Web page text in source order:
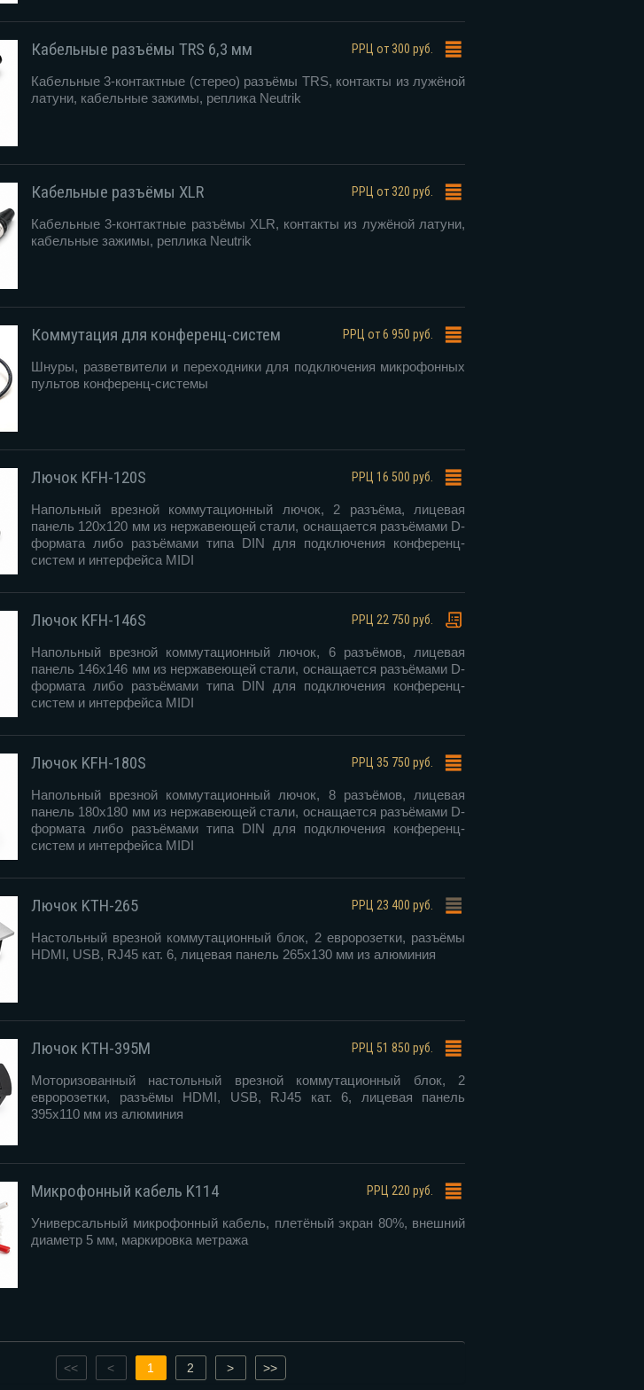
Кабельные разъёмы TRS 6,3 мм РРЦ от 300 руб.
Кабельные 3-контактные (стерео) разъёмы TRS, контакты из лужёной
латуни, кабельные зажимы, реплика Neutrik
Кабельные разъёмы XLR РРЦ от 320 руб.
Кабельные 3-контактные разъёмы XLR, контакты из лужёной латуни,
кабельные зажимы, реплика Neutrik
Коммутация для конференц-систем РРЦ от 6 950 руб.
Шнуры, разветвители и переходники для подключения микрофонных
пультов конференц-системы
Лючок KFH-120S РРЦ 16 500 руб.
Напольный врезной коммутационный лючок, 2 разъёма, лицевая
панель 120х120 мм из нержавеющей стали, оснащается разъёмами D-
формата либо разъёмами типа DIN для подключения конференц-
систем и интерфейса MIDI
Лючок KFH-146S РРЦ 22 750 руб.
Напольный врезной коммутационный лючок, 6 разъёмов, лицевая
панель 146х146 мм из нержавеющей стали, оснащается разъёмами D-
формата либо разъёмами типа DIN для подключения конференц-
систем и интерфейса MIDI
Лючок KFH-180S РРЦ 35 750 руб.
Напольный врезной коммутационный лючок, 8 разъёмов, лицевая
панель 180х180 мм из нержавеющей стали, оснащается разъёмами D-
формата либо разъёмами типа DIN для подключения конференц-
систем и интерфейса MIDI
Лючок KTH-265 РРЦ 23 400 руб.
Настольный врезной коммутационный блок, 2 евророзетки, разъёмы
HDMI, USB, RJ45 кат. 6, лицевая панель 265х130 мм из алюминия
Лючок KTH-395M РРЦ 51 850 руб.
Моторизованный настольный врезной коммутационный блок, 2
евророзетки, разъёмы HDMI, USB, RJ45 кат. 6, лицевая панель
395х110 мм из алюминия
Микрофонный кабель K114 РРЦ 220 руб.
Универсальный микрофонный кабель, плетёный экран 80%, внешний
диаметр 5 мм, маркировка метража
<< < 1 2 > >>